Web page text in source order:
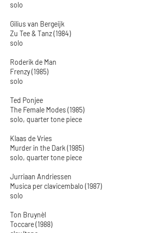
solo
Gilius van Bergeijk
Zu Tee & Tanz (1984)
solo
Roderik de Man
Frenzy (1985)
solo
Ted Ponjee
The Female Modes (1985)
solo, quarter tone piece
Klaas de Vries
Murder in the Dark (1985)
solo, quarter tone piece
Jurriaan Andriessen
Musica per clavicembalo (1987)
solo
Ton Bruynèl
Toccare (1988)